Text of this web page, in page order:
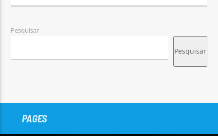
Pesquisar
Pesquisar
PAGES